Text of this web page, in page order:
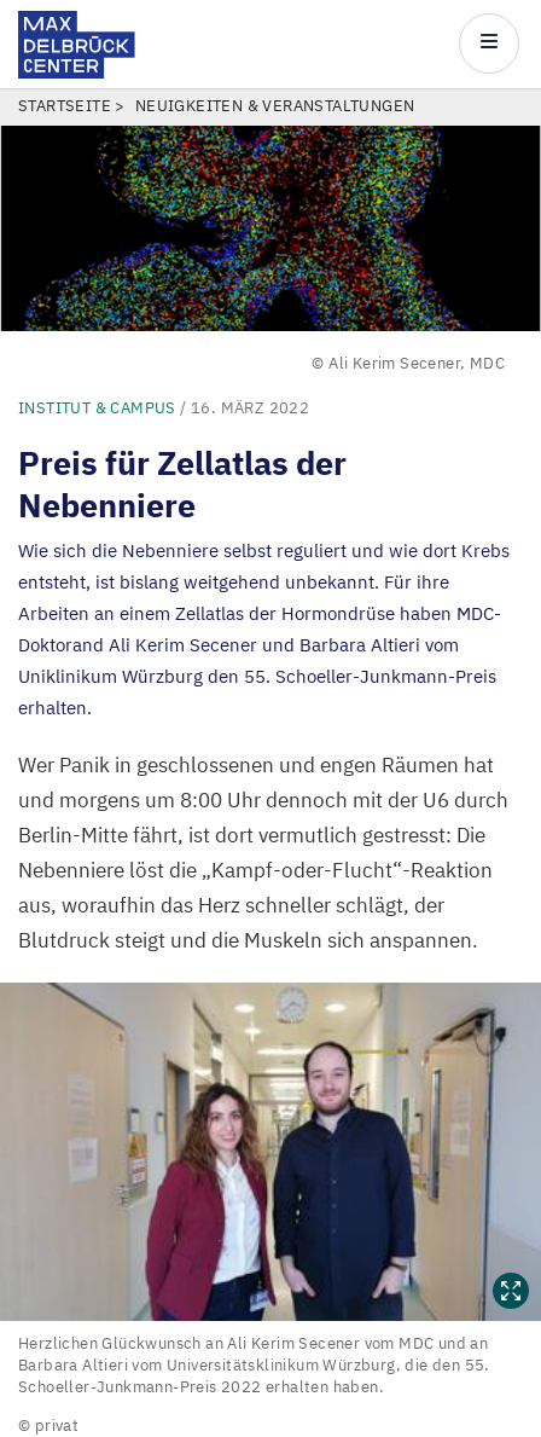
Direkt
zum
Center
Main
PFADNAVIGATION
STARTSEITE NEUIGKEITEN & VERANSTALTUNGEN
© Ali Kerim Secener, MDC
INSTITUT & CAMPUS / 16. MÄRZ 2022
Preis für Zellatlas der
Nebenniere
Wie sich die Nebenniere selbst reguliert und wie dort Krebs
entsteht, ist bislang weitgehend unbekannt. Für ihre
Arbeiten an einem Zellatlas der Hormondrüse haben MDC-
Doktorand Ali Kerim Secener und Barbara Altieri vom
Uniklinikum Würzburg den 55. Schoeller-Junkmann-Preis
erhalten.
Wer Panik in geschlossenen und engen Räumen hat
und morgens um 8:00 Uhr dennoch mit der U6 durch
Berlin-Mitte fährt, ist dort vermutlich gestresst: Die
Nebenniere löst die „Kampf-oder-Flucht“-Reaktion
aus, woraufhin das Herz schneller schlägt, der
Blutdruck steigt und die Muskeln sich anspannen.
Herzlichen
Glückwunsch
Herzlichen Glückwunsch an Ali Kerim Secener vom MDC und an
Barbara Altieri vom Universitätsklinikum Würzburg, die den 55.
Schoeller-Junkmann-Preis 2022 erhalten haben.
© privat